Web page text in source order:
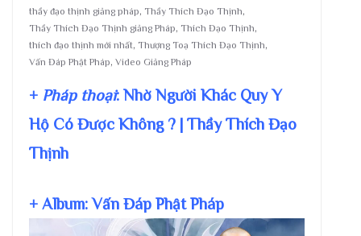
thầy đạo thịnh giảng pháp, Thầy Thích Đạo Thịnh,
Thầy Thích Đạo Thịnh giảng Pháp, Thích Đạo Thịnh,
thích đạo thịnh mới nhất, Thượng Toạ Thích Đạo Thịnh,
Vấn Đáp Phật Pháp, Video Giảng Pháp
+ Pháp thoại: Nhờ Người Khác Quy Y
Hộ Có Được Không ? | Thầy Thích Đạo
Thịnh
+ Album: Vấn Đáp Phật Pháp